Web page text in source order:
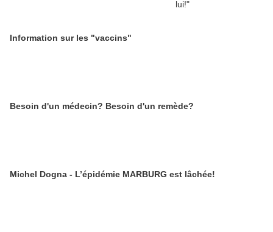
Information sur les "vaccins"
Besoin d'un médecin? Besoin d'un remède?
Michel Dogna - L’épidémie MARBURG est lâchée!